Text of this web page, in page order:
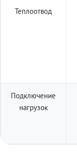
Теплоотвод
Подключение
нагрузок